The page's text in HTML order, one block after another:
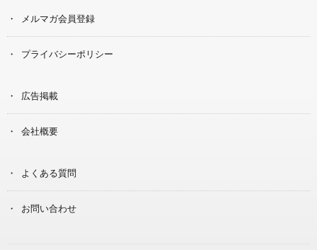
メルマガ会員登録
プライバシーポリシー
広告掲載
会社概要
よくある質問
お問い合わせ